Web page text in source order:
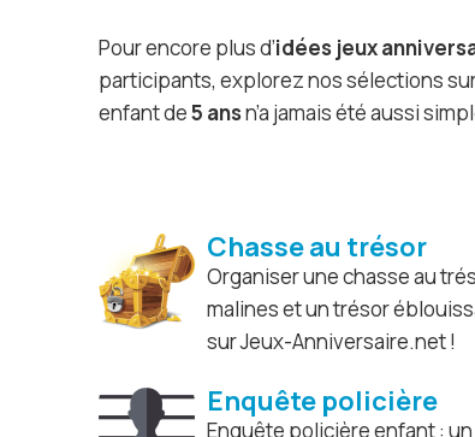
Pour encore plus d’idées jeux
participants, explorez nos sélections
enfant de5 ansn’a jamais été aussi
Chasse au trésor
Organiser une chasse au
malines et un trésor
sur Jeux-Anniversaire.net !
Enquête policière
Enquête policière enfant :